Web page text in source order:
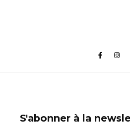
S'abonner à la